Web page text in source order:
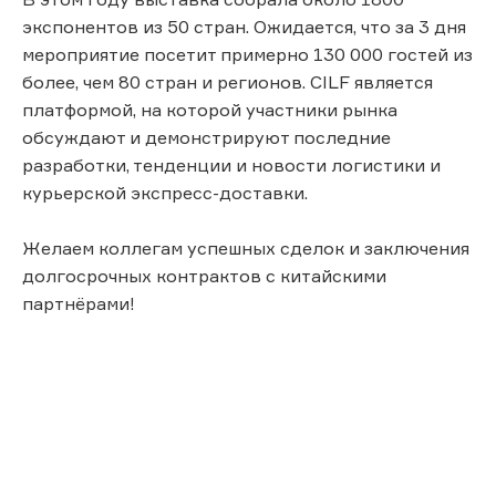
экспонентов из 50 стран. Ожидается, что за 3 дня
мероприятие посетит примерно 130 000 гостей из
более, чем 80 стран и регионов. CILF является
платформой, на которой участники рынка
обсуждают и демонстрируют последние
разработки, тенденции и новости логистики и
курьерской экспресс-доставки.
Желаем коллегам успешных сделок и заключения
долгосрочных контрактов с китайскими
партнёрами!